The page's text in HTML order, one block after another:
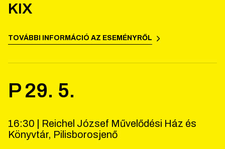
KIX
TOVÁBBI INFORMÁCIÓ AZ ESEMÉNYRŐL
P 29. 5.
16:30 | Reichel József Művelődési Ház és
Könyvtár, Pilisborosjenő